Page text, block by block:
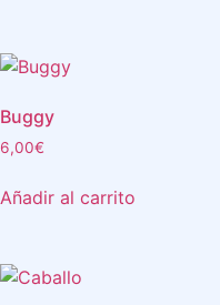
Buggy
6,00€
Añadir al carrito